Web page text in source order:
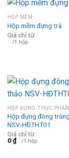
HỘP MỀM
Hộp mềm đựng trà
Giá chỉ từ:
/1 hộp
HỘP ĐỰNG THỰC
Hộp đựng đông
NSV-HĐTHT01
Giá chỉ từ:
0₫ /1 hộp